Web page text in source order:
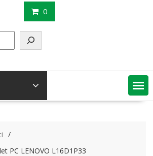
0
PC LENOVO L16D1P33